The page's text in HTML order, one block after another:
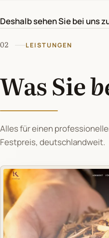
Deshalb sehen Sie bei uns
02 LEISTUNGEN
Was Sie
Alles für einen
Festpreis, deutschlandweit.